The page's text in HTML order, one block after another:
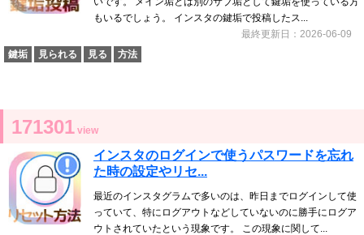
もいるでしょう。 インスタの鍵垢で投稿したス...
最終更新日：2026-06-09
鍵垢
見られる 見る 方法
171301 view
インスタのログインで使うパスワードを忘れ
た時の設定やリセ...
最近のインスタグラムで多いのは、昨日までログインして使
っていて、特にログアウトなどしていないのに勝手にログア
ウトされていたという現象です。 この現象に関して...